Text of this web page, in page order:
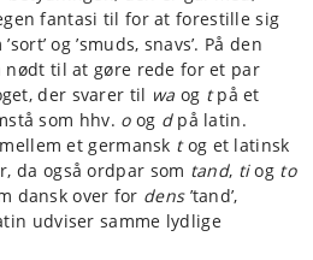
fantasi til for at forestille sig
og ’smuds, snavs’. På den
nødt til at gøre rede for et par
der svarer til wa og tpå et
som hhv. oog dpå latin.
et germansk tog et latinsk
da også ordpar som tand, tiog to
dansk over for dens’tand’,
udviser samme lydlige